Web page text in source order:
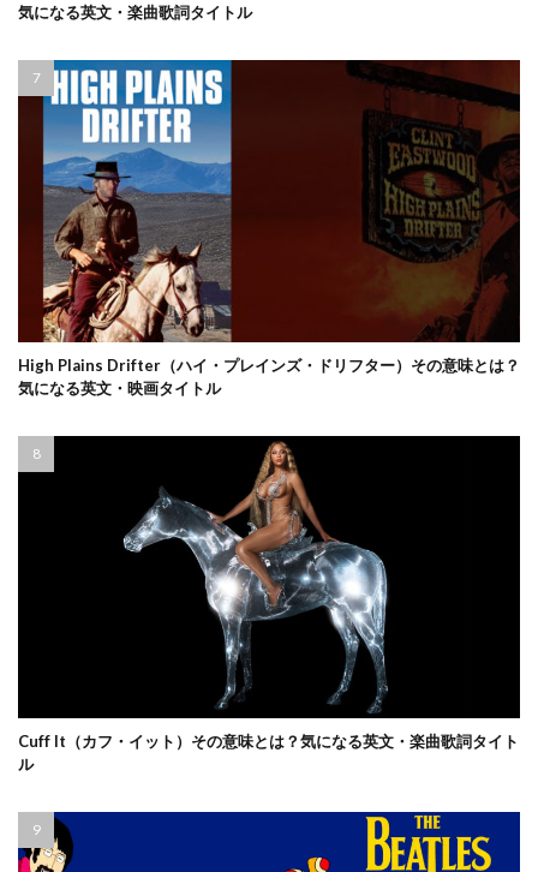
気になる英文・楽曲歌詞タイトル
High Plains Drifter（ハイ・プレインズ・ドリフター）その意味とは？
気になる英文・映画タイトル
Cuff It（カフ・イット）その意味とは？気になる英文・楽曲歌詞タイト
ル